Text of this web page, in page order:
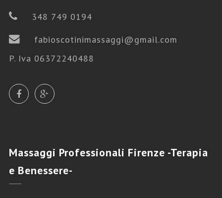
348 749 0194
fabioscotinimassaggi@gmail.com
P. Iva 06372240488
Massaggi Professionali Firenze -Terapia
e Benessere-